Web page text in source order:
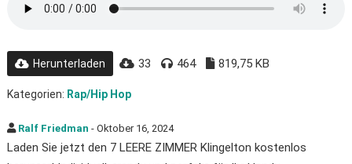
Herunterladen 33 464 819,75 KB
Kategorien: Rap/Hip Hop
Ralf Friedman - Oktober 16, 2024
Laden Sie jetzt den 7 LEERE ZIMMER Klingelton kostenlos